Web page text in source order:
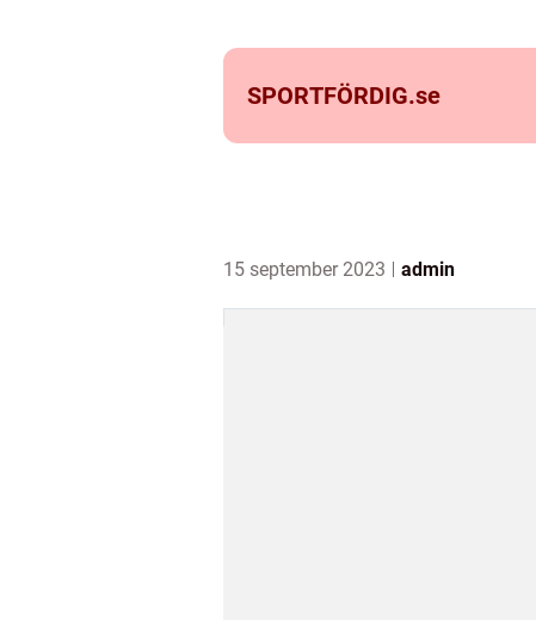
SPORTFÖRDIG.se
15 september 2023 admin